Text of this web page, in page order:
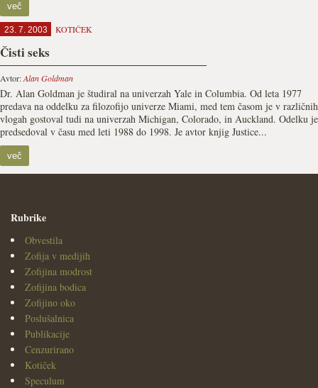
več
23. 7. 2003 KOTIČEK
Čisti seks
Avtor:Alan Goldman
Dr. Alan Goldman je študiral na univerzah Yale in Columbia. Od leta 1977
predava na oddelku za filozofijo univerze Miami, med tem časom je v različnih
vlogah gostoval tudi na univerzah Michigan, Colorado, in Auckland. Odelku je
predsedoval v času med leti 1988 do 1998. Je avtor knjig Justice...
več
Rubrike
Obvestila
Zofija v medijih
Zofijina modrost
Zofijina bodica
Zofijino oko
Poslušalnica
Publikacije
Cenzurirano
Kotiček
Speculum